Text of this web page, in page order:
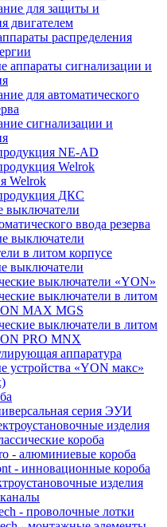
для защиты и
двигателем
распределения
аппараты сигнализации и
для автоматического
сигнализации и
NE-AD
Welrok
Welrok
ДКС
выключатели
ввода резерва
выключатели
в литом корпусе
выключатели
выключатели «YON»
выключатели в литом
MAX MGS
выключатели в литом
PRO MNX
аппаратура
устройства «YON макс»
серия ЭУИ
изделия
короба
- алюминиевые короба
- инновационные короба
изделия
- проволочные лотки